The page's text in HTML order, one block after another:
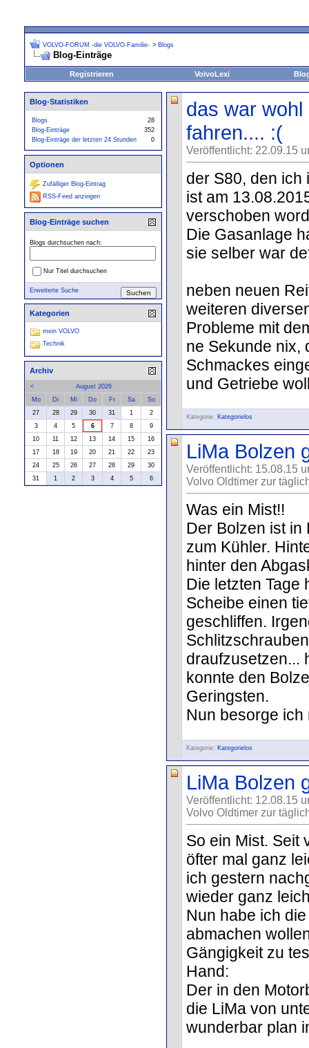
VOLVO-FORUM -die VOLVO-Familie- > Blogs
Blog-Einträge
Registrieren VolvoLexi
das war
fahren.... :(
Veröffentlicht: 22.09.15
der S80, den ich
ist am
verschoben
Die Gasanlage
sie selber war
neben neuen
weiteren
Probleme mit
ne Sekunde nix,
Schmackes
und Getriebe
Kategorie: Kategorielos
LiMa Bolzen
Veröffentlicht: 15.08.15
Volvo Oldtimer zur
Was ein Mist!!
Der Bolzen ist in
zum Kühler.
hinter den
Die letzten Tage
Scheibe einen
geschliffen.
draufzusetzen...
konnte den
Geringsten.
Nun besorge ich
Kategorie: Kategorielos
LiMa Bolzen
Veröffentlicht: 12.08.15
Volvo Oldtimer zur
So ein Mist. Seit
öfter mal ganz
ich gestern
wieder ganz
Nun habe ich
abmachen
Gängigkeit zu
Hand:
Der in den
die LiMa von
wunderbar plan
Blog-Statistiken
Blogs
28
Blog-Einträge
352
Blog-Einträge der letzten 24 Stunden
0
Optionen
Zufälliger Blog-Eintrag
RSS-Feed anzeigen
Blog-Einträge suchen
Blogs durchsuchen nach:
Nur Titel durchsuchen
Erweiterte Suche
Kategorien
mein VOLVO
Technik
Archiv
<
August 2026
Mo
Di Mi Do Fr Sa
So
27
28 29 30 31 1
2
3
4 5 6 7 8
9
10
11 12 13 14 15
16
17
18 19 20 21 22
23
24
25 26 27 28 29
30
31
1 2 3 4 5 6